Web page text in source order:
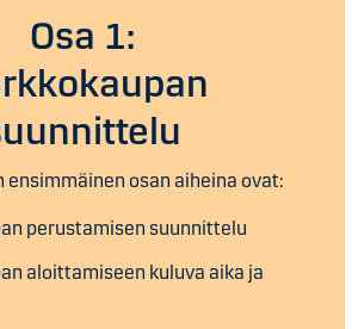
Osa 1:
ensimmäinen osan aiheina ovat:
perustamisen suunnittelu
aloittamiseen kuluva aika ja